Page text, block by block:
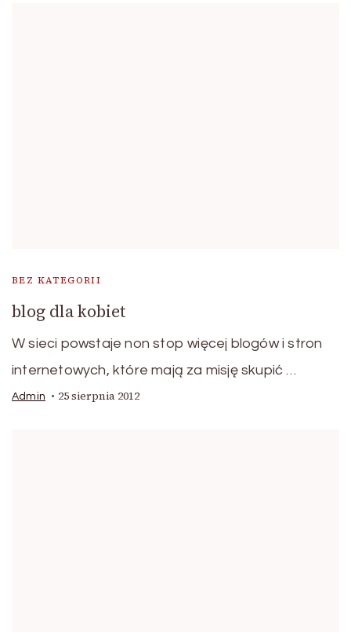
BEZ KATEGORII
blog dla kobiet
W sieci powstaje non stop więcej blogów i stron
internetowych, które mają za misję skupić …
Admin 25 sierpnia 2012